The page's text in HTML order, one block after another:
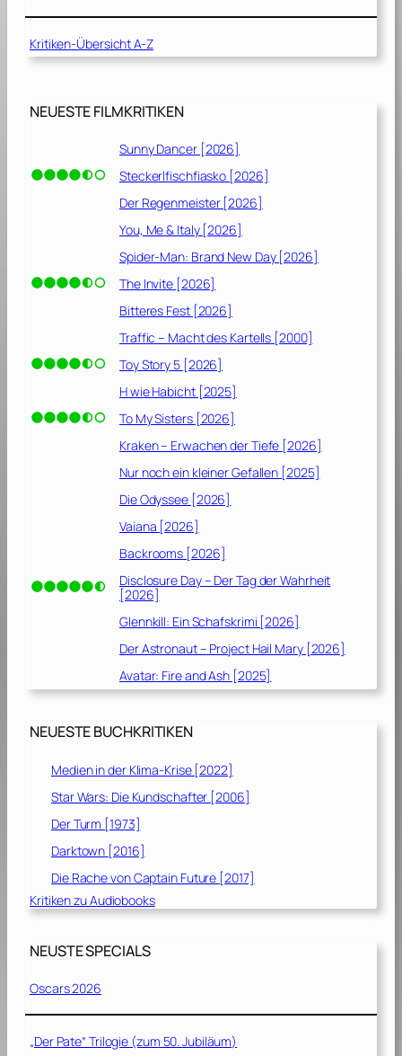
3
2
4
]
Kritiken-Übersicht A-Z
NEUESTE FILMKRITIKEN
Sunny Dancer [2026]
Steckerlfischfiasko [2026]
Der Regenmeister [2026]
You, Me & Italy [2026]
Spider-Man: Brand New Day [2026]
The Invite [2026]
Bitteres Fest [2026]
Traffic – Macht des Kartells [2000]
Toy Story 5 [2026]
H wie Habicht [2025]
To My Sisters [2026]
Kraken – Erwachen der Tiefe [2026]
Nur noch ein kleiner Gefallen [2025]
Die Odyssee [2026]
Vaiana [2026]
Backrooms [2026]
Disclosure Day – Der Tag der Wahrheit
[2026]
Glennkill: Ein Schafskrimi [2026]
Der Astronaut – Project Hail Mary [2026]
Avatar: Fire and Ash [2025]
NEUESTE BUCHKRITIKEN
Medien in der Klima-Krise [2022]
Star Wars: Die Kundschafter [2006]
Der Turm [1973]
Darktown [2016]
Die Rache von Captain Future [2017]
Kritiken zu Audiobooks
NEUSTE SPECIALS
Oscars 2026
„Der Pate“ Trilogie (zum 50. Jubiläum)